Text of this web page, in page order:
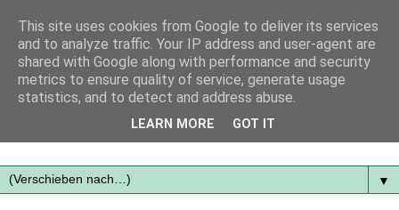
Mit frischen Themen aus der Region immer auf dem
▼
This site uses cookies from Google to deliver its services
and to analyze traffic. Your IP address and user-agent are
shared with Google along with performance and security
metrics to ensure quality of service, generate usage
statistics, and to detect and address abuse.
LEARN MORE GOT IT